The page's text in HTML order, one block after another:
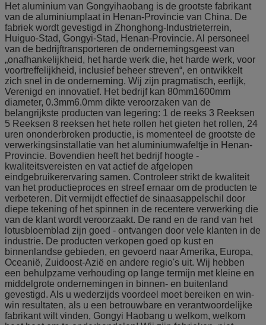
Het aluminium van Gongyihaobang is de grootste fabrikant
van de aluminiumplaat in Henan-Provincie van China. De
fabriek wordt gevestigd in Zhonghong-Industrieterrein,
Huiguo-Stad, Gongyi-Stad, Henan-Provincie. Al personeel
van de bedrijftransporteren de ondernemingsgeest van
„onafhankelijkheid, het harde werk die, het harde werk, voor
voortreffelijkheid, inclusief beheer streven“, en ontwikkelt
zich snel in de onderneming. Wij zijn pragmatisch, eerlijk,
Verenigd en innovatief. Het bedrijf kan 80mm1600mm
diameter, 0.3mm6.0mm dikte veroorzaken van de
belangrijkste producten van legering: 1 de reeks 3 Reeksen
5 Reeksen 8 reeksen het hete rollen het gieten het rollen, 24
uren ononderbroken productie, is momenteel de grootste de
verwerkingsinstallatie van het aluminiumwafeltje in Henan-
Provincie. Bovendien heeft het bedrijf hoogte -
kwaliteitsvereisten en vat actief de afgelopen
eindgebruikerervaring samen. Controleer strikt de kwaliteit
van het productieproces en streef ernaar om de producten te
verbeteren. Dit vermijdt effectief de sinaasappelschil door
diepe tekening of het spinnen in de recentere verwerking die
van de klant wordt veroorzaakt. De rand en de rand van het
lotusbloemblad zijn goed - ontvangen door vele klanten in de
industrie. De producten verkopen goed op kust en
binnenlandse gebieden, en gevoerd naar Amerika, Europa,
Oceanië, Zuidoost-Azië en andere regio's uit. Wij hebben
een behulpzame verhouding op lange termijn met kleine en
middelgrote ondernemingen in binnen- en buitenland
gevestigd. Als u wederzijds voordeel moet bereiken en win-
win resultaten, als u een betrouwbare en verantwoordelijke
fabrikant wilt vinden, Gongyi Haobang u welkom, welkom